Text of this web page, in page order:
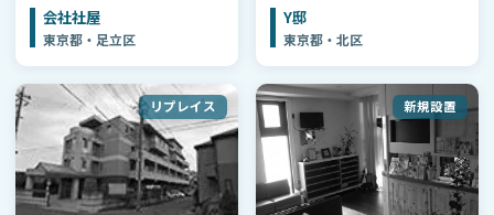
会社社屋
東京都・足立区
Y邸
東京都・北区
リプレイス 新規設置